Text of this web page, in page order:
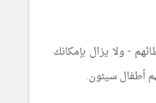
- ولا يزال بإمكانك
أطفال سيئون.